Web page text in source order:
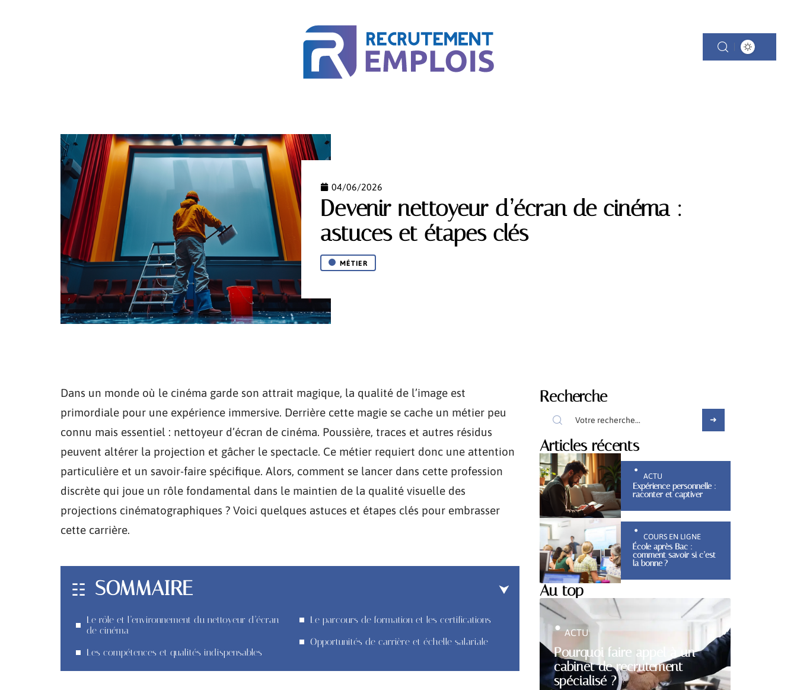
04/06/2026
Devenir nettoyeur d’écran de cinéma :
astuces et étapes clés
MÉTIER
Dans un monde où le cinéma garde son attrait magique, la qualité de l’image est
primordiale pour une expérience immersive. Derrière cette magie se cache un métier peu
connu mais essentiel : nettoyeur d’écran de cinéma. Poussière, traces et autres résidus
peuvent altérer la projection et gâcher le spectacle. Ce métier requiert donc une attention
particulière et un savoir-faire spécifique. Alors, comment se lancer dans cette profession
discrète qui joue un rôle fondamental dans le maintien de la qualité visuelle des
projections cinématographiques ? Voici quelques astuces et étapes clés pour embrasser
cette carrière.
SOMMAIRE
Le rôle et l’environnement du nettoyeur d’écran
de cinéma
Les compétences et qualités indispensables
Le parcours de formation et les certifications
Opportunités de carrière et échelle salariale
Recherche
Articles récents
ACTU
Expérience personnelle :
raconter et captiver
COURS EN LIGNE
École après Bac :
comment savoir si c’est
la bonne ?
Au top
Pourquoi faire appel à un
cabinet de recrutement
spécialisé ?
ACTU